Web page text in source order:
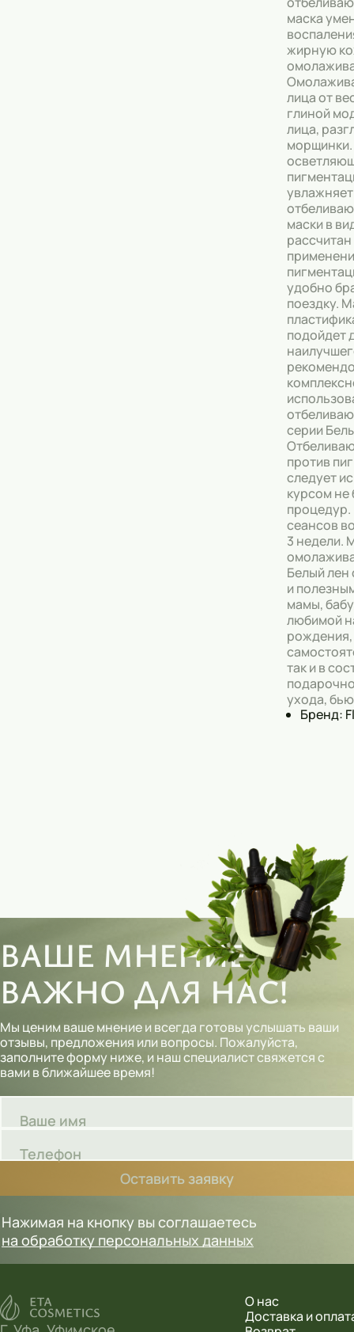
маска
жирную
лица от
глиной
лица,
маски в
удобно
поездку.
подойдет
серии
против
следует
курсом не
сеансов
3 недели.
Белый лен
и
мамы,
любимой
рождения,
так и в
ухода,
Бренд:
ВАШЕ МНЕНИЕ
ВАЖНО ДЛЯ НАС!
Мы ценим ваше мнение и всегда готовы услышать ваши
отзывы, предложения или вопросы. Пожалуйста,
заполните форму ниже, и наш специалист свяжется с
вами в ближайшее время!
Ваше имя
Телефон
Оставить заявку
Нажимая на кнопку вы соглашаетесь
на обработку персональных данных
О нас
Доставка и